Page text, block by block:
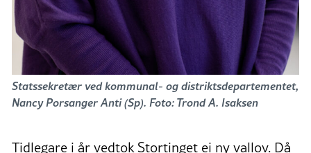
Statssekretær ved kommunal- og distriktsdepartementet,
Nancy Porsanger Anti (Sp). Foto: Trond A. Isaksen
Tidlegare i år vedtok Stortinget ei ny vallov. Då